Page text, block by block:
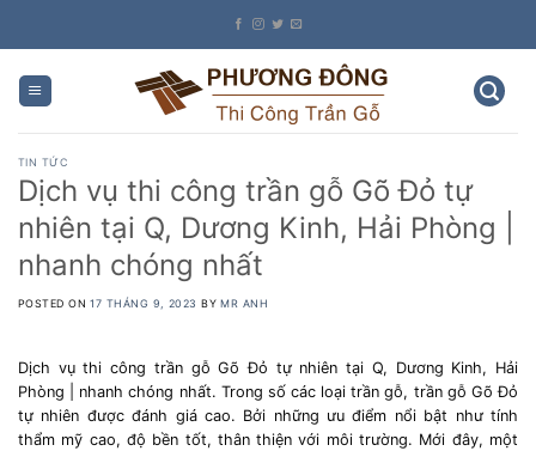
TIN TỨC
Dịch vụ thi công trần gỗ Gõ Đỏ tự
nhiên tại Q, Dương Kinh, Hải Phòng |
nhanh chóng nhất
POSTED ON17 THÁNG 9, 2023 BY MR ANH
Dịch vụ thi công trần gỗ Gõ Đỏ tự nhiên tại Q, Dương Kinh, Hải
Phòng | nhanh chóng nhất. Trong số các loại trần gỗ, trần gỗ Gõ Đỏ
tự nhiên được đánh giá cao. Bởi những ưu điểm nổi bật như tính
thẩm mỹ cao, độ bền tốt, thân thiện với môi trường. Mới đây, một